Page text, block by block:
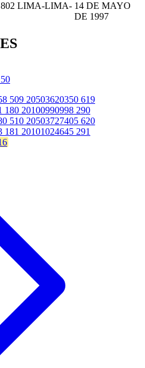
802 LIMA-LIMA- 14 DE MAYO
DE 1997
509 20503620350 619
180 20100990998 290
510 20503727405 620
181 20101024645 291